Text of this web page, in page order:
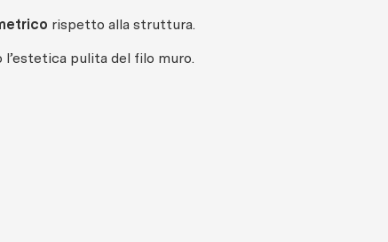
rispetto alla struttura.
l’estetica pulita del filo muro.